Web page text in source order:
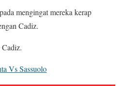
mengingat mereka kerap
Cadiz.
Vs Sassuolo